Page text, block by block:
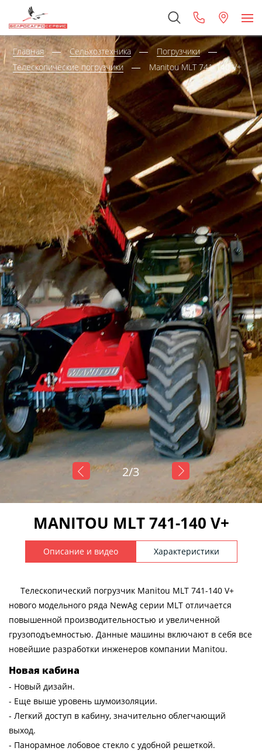
Главная Сельхозтехника
Погрузчики
Телескопические погрузчики
Manitou MLT 741-140 V+
2/3
MANITOU MLT 741-140 V+
Описание и видео Характеристики
Телескопический погрузчик Manitou MLT 741-140 V+
нового модельного ряда NewAg серии MLT отличается
повышенной производительностью и увеличенной
грузоподъемностью. Данные машины включают в себя все
новейшие разработки инженеров компании Manitou.
Новая кабина
- Новый дизайн.
- Еще выше уровень шумоизоляции.
- Легкий доступ в кабину, значительно облегчающий
выход.
- Панорамное лобовое стекло с удобной решеткой.